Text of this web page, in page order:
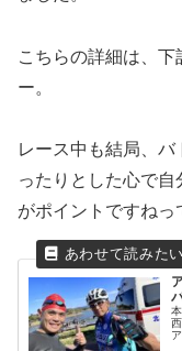
こちらの詳細は、
ー。
レース中も結局、
ったりとした心で
がポイントですねっ